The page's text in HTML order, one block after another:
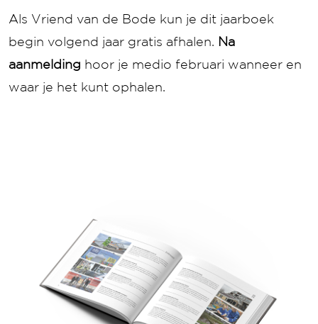
Als Vriend van de Bode kun je dit jaarboek
begin volgend jaar gratis afhalen. Na
aanmelding hoor je medio februari wanneer en
waar je het kunt ophalen.